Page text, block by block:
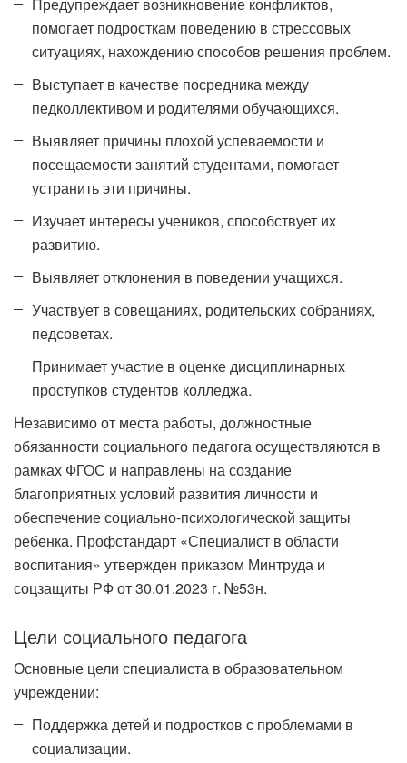
Предупреждает возникновение конфликтов,
помогает подросткам поведению в стрессовых
ситуациях, нахождению способов решения проблем.
Выступает в качестве посредника между
педколлективом и родителями обучающихся.
Выявляет причины плохой успеваемости и
посещаемости занятий студентами, помогает
устранить эти причины.
Изучает интересы учеников, способствует их
развитию.
Выявляет отклонения в поведении учащихся.
Участвует в совещаниях, родительских собраниях,
педсоветах.
Принимает участие в оценке дисциплинарных
проступков студентов колледжа.
Независимо от места работы, должностные
обязанности социального педагога осуществляются в
рамках ФГОС и направлены на создание
благоприятных условий развития личности и
обеспечение социально-психологической защиты
ребенка. Профстандарт «Специалист в области
воспитания» утвержден приказом Минтруда и
соцзащиты РФ от 30.01.2023 г. №53н.
Цели социального педагога
Основные цели специалиста в образовательном
учреждении:
Поддержка детей и подростков с проблемами в
социализации.